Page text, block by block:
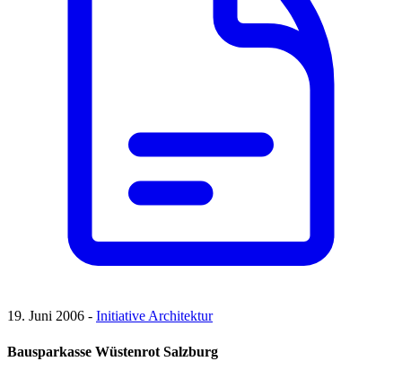
19. Juni 2006 - Initiative Architektur
Bausparkasse Wüstenrot Salzburg